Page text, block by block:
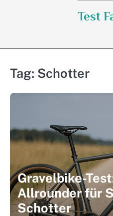
Test
Tag: Schotter
Gravelbike-
Allrounder für
Schotter